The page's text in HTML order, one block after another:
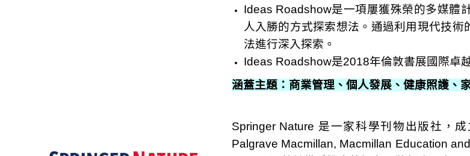
Ideas Roadshow是一項屢獲殊榮的多媒體
人入勝的方式探索想法。通過利用現代技
法進行深入探索。
Ideas Roadshow是2018年倫敦書展國際卓
涵蓋主題：商業管理、個人發展、健康照護、
Springer Nature 是一家科學刊物出版社，
Palgrave Macmillan, Macmillan Education